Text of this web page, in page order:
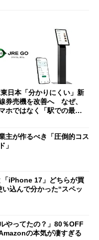
日本「分かりにくい」新
券売機を改善へ なぜ、
ホではなく「駅での最短
主が作るべき「圧倒的コス
」
「iPhone 17」どちらが買
込んで分かった“スペッ
やってたの？」80％OFF
の本気が凄すぎる